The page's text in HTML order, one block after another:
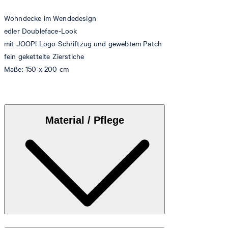
Wohndecke im Wendedesign
edler Doubleface-Look
mit JOOP! Logo-Schriftzug und gewebtem Patch
fein gekettelte Zierstiche
Maße: 150 x 200 cm
Material / Pflege